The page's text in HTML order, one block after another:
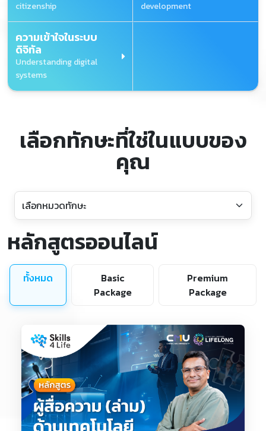
citizenship development
ความเข้าใจในระบบ
ดิจิทัล
Understanding digital
systems
เลือกทักษะที่ใช่ในแบบของ
คุณ
หลักสูตรออนไลน์
ทั้งหมด
Basic
Package
Premium
Package